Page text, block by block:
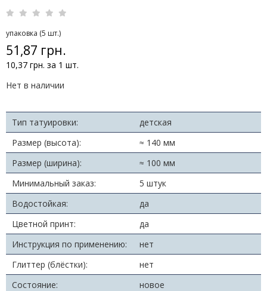
упаковка (5 шт.)
51,87 грн.
10,37 грн. за 1 шт.
Нет в наличии
Тип татуировки:
детская
Размер (высота):
≈ 140 мм
Размер (ширина):
≈ 100 мм
Минимальный заказ:
5 штук
Водостойкая:
да
Цветной принт:
да
Инструкция по применению:
нет
Глиттер (блёстки):
нет
Состояние:
новое